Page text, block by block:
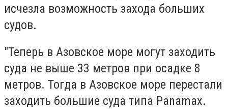
исчезла возможность захода больших
судов.
"Теперь в Азовское море могут заходить
суда не выше 33 метров при осадке 8
метров. Тогда в Азовское море перестали
заходить большие суда типа Panamax.